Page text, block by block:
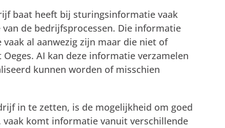
baat heeft bij sturingsinformatie vaak
de bedrijfsprocessen. Die informatie
al aanwezig zijn maar die niet of
AI kan deze informatie verzamelen
kunnen worden of misschien
in te zetten, is de mogelijkheid om goed
komt informatie vanuit verschillende